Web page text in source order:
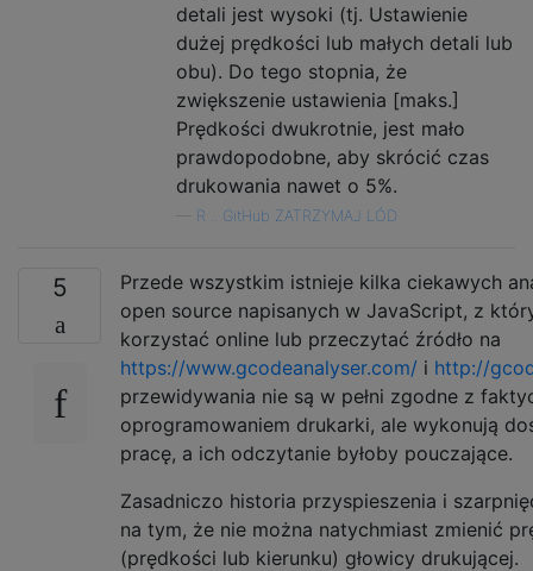
detali jest wysoki (tj. Ustawienie
dużej prędkości lub małych detali lub
obu). Do tego stopnia, że ​​
zwiększenie ustawienia [maks.]
Prędkości dwukrotnie, jest mało
prawdopodobne, aby skrócić czas
drukowania nawet o 5%.
R .. GitHub ZATRZYMAJ LÓD
5
Przede wszystkim istnieje kilka ciekawych
open source napisanych w JavaScript, z
korzystać online lub przeczytać źródło na
https://www.gcodeanalyser.com/ i http://
przewidywania nie są w pełni zgodne z
oprogramowaniem drukarki, ale wykonują
pracę, a ich odczytanie byłoby pouczające.
Zasadniczo historia przyspieszenia i
na tym, że nie można natychmiast zmienić
(prędkości lub kierunku) głowicy drukującej.